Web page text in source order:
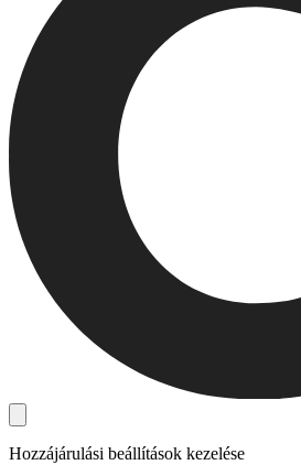
Hozzájárulási beállítások kezelése